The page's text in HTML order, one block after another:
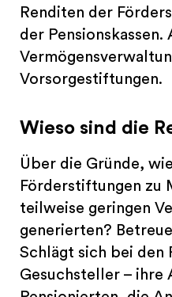
Renditen der
der
Vorsorgestiftungen.
Wieso sind die
Über die Gründe,
Förderstiftungen zu
teilweise geringen
generierten?
Schlägt sich bei den
Gesuchsteller – ihre